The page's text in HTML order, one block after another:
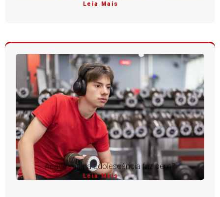
Leia Mais
Academia na adolescência faz bem?
Leia Mais